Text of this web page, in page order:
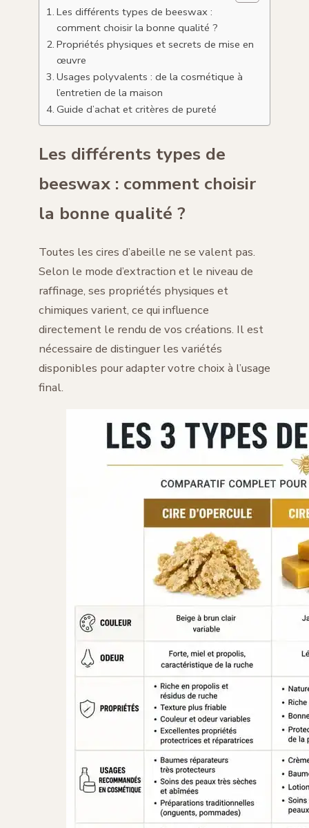
Les différents types de beeswax :
comment choisir la bonne qualité ?
Propriétés physiques et secrets de mise en
œuvre
Usages polyvalents : de la cosmétique à
l’entretien de la maison
Guide d’achat et critères de pureté
Les différents types de
beeswax : comment choisir
la bonne qualité ?
Toutes les cires d’abeille ne se valent pas.
Selon le mode d’extraction et le niveau de
raffinage, ses propriétés physiques et
chimiques varient, ce qui influence
directement le rendu de vos créations. Il est
nécessaire de distinguer les variétés
disponibles pour adapter votre choix à l’usage
final.